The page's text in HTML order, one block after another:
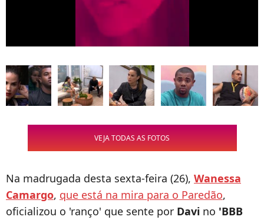
VEJA TODAS AS FOTOS
Na madrugada desta sexta-feira (26), Wanessa
Camargo, que está na mira para o Paredão,
oficializou o 'ranço' que sente por Davi no 'BBB